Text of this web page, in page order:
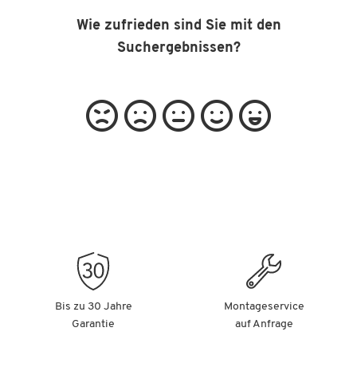
Wie zufrieden sind Sie mit den
Suchergebnissen?
Bis zu 30 Jahre
Garantie
Montageservice
auf Anfrage